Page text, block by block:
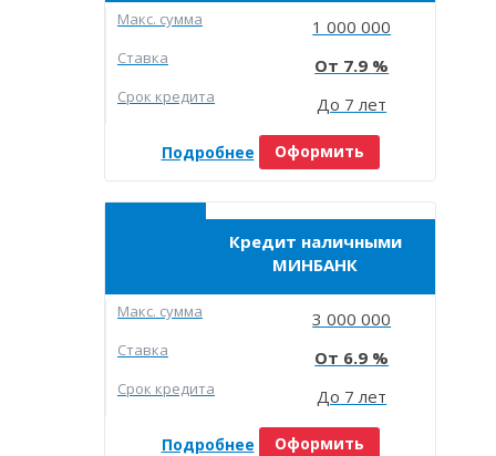
Макc. сумма 1 000 000
Ставка 7.9
Срок кредита До 7 лет
Подробнее Оформить
Кредит наличными
МИНБАНК
Макc. сумма 3 000 000
Ставка 6.9
Срок кредита До 7 лет
Подробнее Оформить